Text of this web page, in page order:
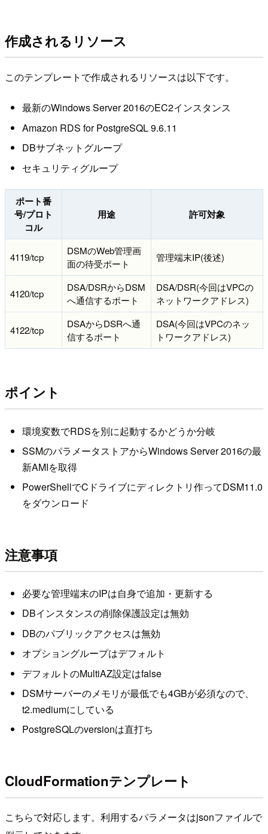
作成されるリソース
このテンプレートで作成されるリソースは以下です。
最新のWindows Server 2016のEC2インスタンス
Amazon RDS for PostgreSQL 9.6.11
DBサブネットグループ
セキュリティグループ
ポート番
号/プロト
コル
用途 許可対象
4119/tcp
DSMのWeb管理画
面の待受ポート
管理端末IP(後述)
4120/tcp
DSA/DSRからDSM
へ通信するポート
DSA/DSR(今回はVPCの
ネットワークアドレス)
4122/tcp
DSAからDSRへ通
信するポート
DSA(今回はVPCのネッ
トワークアドレス)
ポイント
環境変数でRDSを別に起動するかどうか分岐
SSMのパラメータストアからWindows Server 2016の最
新AMIを取得
PowerShellでCドライブにディレクトリ作ってDSM11.0
をダウンロード
注意事項
必要な管理端末のIPは自身で追加・更新する
DBインスタンスの削除保護設定は無効
DBのパブリックアクセスは無効
オプショングループはデフォルト
デフォルトのMultiAZ設定はfalse
DSMサーバーのメモリが最低でも4GBが必須なので、
t2.mediumにしている
PostgreSQLのversionは直打ち
CloudFormationテンプレート
こちらで対応します。利用するパラメータはjsonファイルで